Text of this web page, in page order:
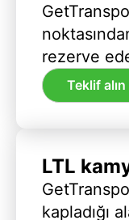
rezerve
Teklif alın
LTL
kapladığı